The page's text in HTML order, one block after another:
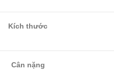
Kích thước
Cân nặng